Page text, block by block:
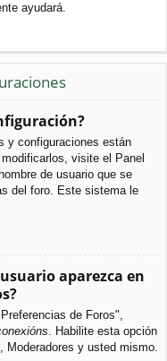
ayudará.
y configuraciones están
visite el Panel
de usuario que se
del foro. Este sistema le
aparezca en
de Foros",
. Habilite esta opción
y usted mismo.